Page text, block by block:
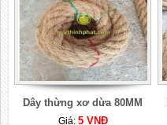
Dây thừng xơ dừa 80MM
Giá: 5 VNĐ